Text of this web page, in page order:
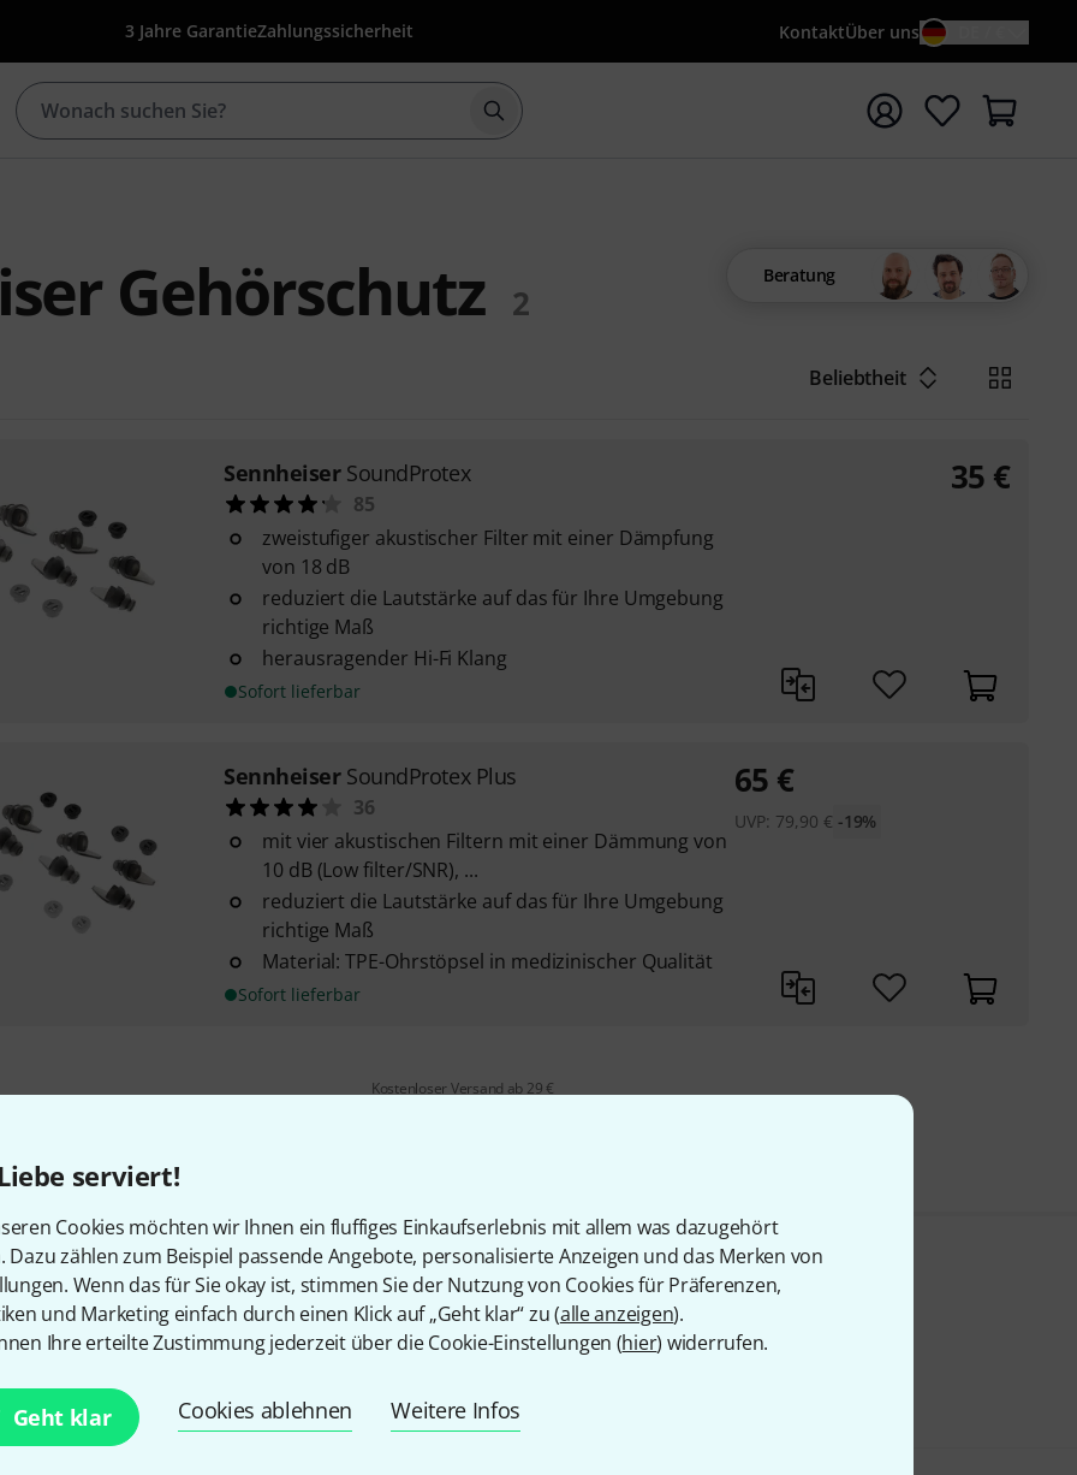
serviert!
Cookies möchten wir Ihnen ein fluffiges Einkaufserlebnis mit allem was dazugehört
Dazu zählen zum Beispiel passende Angebote, personalisierte Anzeigen und das Merken von
Wenn das für Sie okay ist, stimmen Sie der Nutzung von Cookies für Präferenzen,
und Marketing einfach durch einen Klick auf „Geht klar“ zu (alle anzeigen).
Ihre erteilte Zustimmung jederzeit über die Cookie-Einstellungen (hier) widerrufen.
Geht klar Cookies ablehnen Weitere Infos
3 Jahre GarantieZahlungssicherheit KontaktÜber uns
Suche mit Suchwort {searchTerm} starten
Gehörschutz 2
Beratung
Beliebtheit
Sennheiser SoundProtex
85
zweistufiger akustischer Filter mit einer Dämpfung
von 18 dB
reduziert die Lautstärke auf das für Ihre Umgebung
richtige Maß
herausragender Hi-Fi Klang
Sofort lieferbar
35 €
Sennheiser SoundProtex Plus
36
mit vier akustischen Filtern mit einer Dämmung von
10 dB (Low filter/SNR), ...
reduziert die Lautstärke auf das für Ihre Umgebung
richtige Maß
Material: TPE-Ohrstöpsel in medizinischer Qualität
Sofort lieferbar
65 €
UVP: 79,90 € -19%
Kostenloser Versand ab 29 €
Gefällt Ihnen, was Sie sehen?
Teilen Hilfe & Feedback